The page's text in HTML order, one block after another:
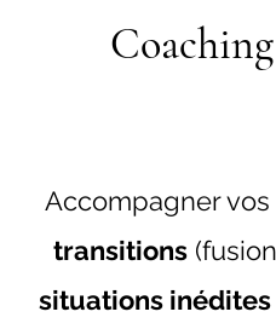
Accompagner
transitions
situations inédites